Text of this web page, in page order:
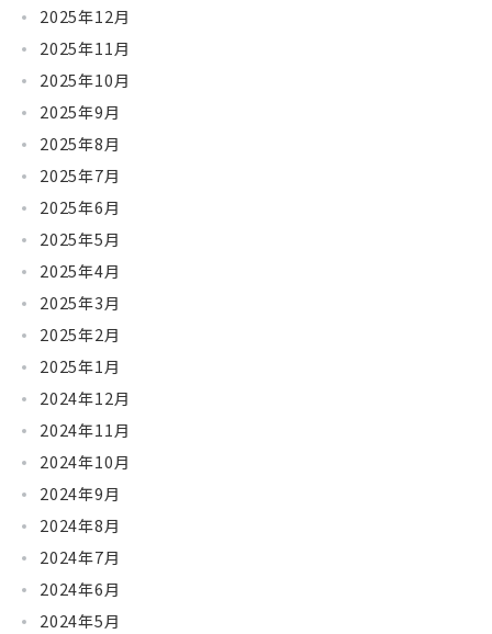
2025年12月
2025年11月
2025年10月
2025年9月
2025年8月
2025年7月
2025年6月
2025年5月
2025年4月
2025年3月
2025年2月
2025年1月
2024年12月
2024年11月
2024年10月
2024年9月
2024年8月
2024年7月
2024年6月
2024年5月